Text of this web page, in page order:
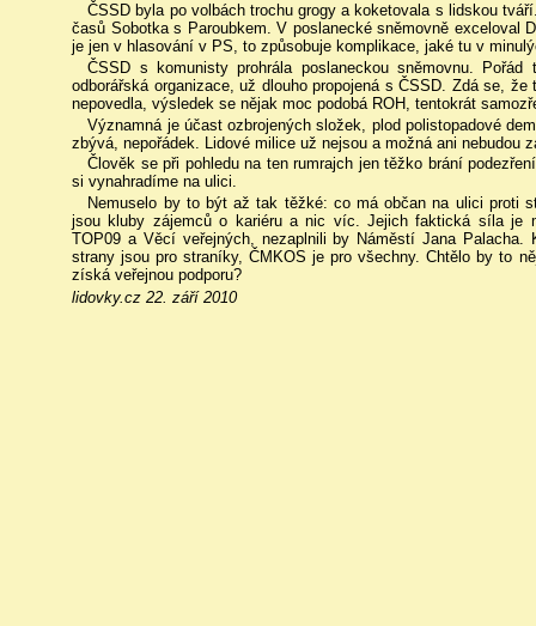
ČSSD byla po volbách trochu grogy a koketovala s lidskou
časů Sobotka s Paroubkem. V poslanecké sněmovně exceloval
je jen v hlasování v PS, to způsobuje komplikace, jaké tu v
ČSSD s komunisty prohrála poslaneckou sněmovnu.
odborářská organizace, už dlouho propojená s ČSSD. Zdá se,
nepovedla, výsledek se nějak moc podobá ROH, tentokrát
Významná je účast ozbrojených složek, plod polistopadové
zbývá, nepořádek. Lidové milice už nejsou a možná ani nebudou
Člověk se při pohledu na ten rumrajch jen těžko brání
si vynahradíme na ulici.
Nemuselo by to být až tak těžké: co má občan na ulici proti
jsou kluby zájemců o kariéru a nic víc. Jejich faktická síla je
TOP09 a Věcí veřejných, nezaplnili by Náměstí Jana
strany jsou pro straníky, ČMKOS je pro všechny. Chtělo by to
získá veřejnou podporu?
lidovky.cz 22. září 2010